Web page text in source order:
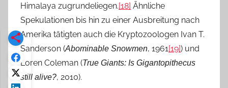
Himalaya zugrundeliegen.[18] Ähnliche
Spekulationen bis hin zu einer Ausbreitung nach
Amerika tätigten auch die Kryptozoologen Ivan T.
Sanderson (Abominable Snowmen, 1961[19]) und
Loren Coleman (True Giants: Is Gigantopithecus
still alive?, 2010).